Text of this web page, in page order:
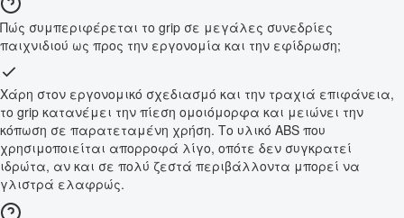
Πώς συμπεριφέρεται το grip σε μεγάλες συνεδρίες
παιχνιδιού ως προς την εργονομία και την εφίδρωση;
Χάρη στον εργονομικό σχεδιασμό και την τραχιά επιφάνεια,
το grip κατανέμει την πίεση ομοιόμορφα και μειώνει την
κόπωση σε παρατεταμένη χρήση. Το υλικό ABS που
χρησιμοποιείται απορροφά λίγο, οπότε δεν συγκρατεί
ιδρώτα, αν και σε πολύ ζεστά περιβάλλοντα μπορεί να
γλιστρά ελαφρώς.